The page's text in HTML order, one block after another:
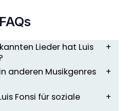
FAQs
Lieder hat Luis
anderen Musikgenres
Fonsi für soziale